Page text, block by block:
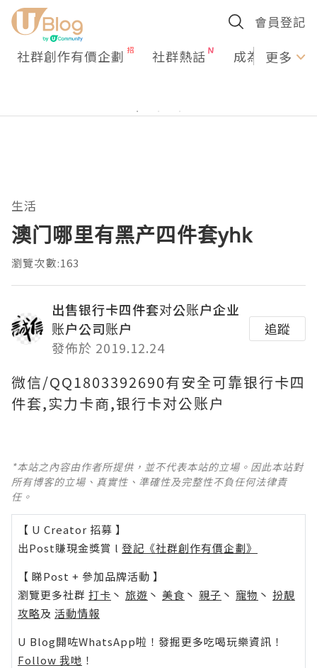
會員登記
社群創作有價企劃 社群熱話 成為U更多
生活
澳门哪里有黑产四件套yhk
瀏覽次數:163
出售银行卡四件套对公账户企业
账户公司账户
發佈於 2019.12.24
追蹤
微信/QQ1803392690有安全可靠银行卡四
件套,实力卡商,银行卡对公账户
*本站之內容由作者所提供，並不代表本站的立場。因此本站對
所有博客的立場、真實性、準確性及完整性不負任何法律責
任。
【 U Creator 招募 】
出Post賺現金獎賞 l 登記《社群創作有價企劃》
【 睇Post + 參加品牌活動 】
瀏覽更多社群 打卡 丶 旅遊 丶 美食 丶 親子 丶 寵物 丶 扮靚
攻略及 活動情報
U Blog開咗WhatsApp啦！發掘更多吃喝玩樂資訊！
Follow 我哋 ！